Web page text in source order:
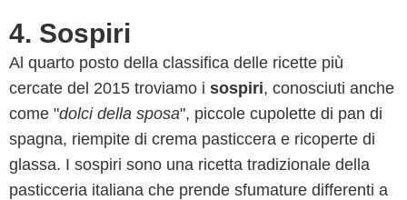
4. Sospiri
Al quarto posto della classifica delle ricette più
cercate del 2015 troviamo i sospiri, conosciuti anche
come "dolci della sposa", piccole cupolette di pan di
spagna, riempite di crema pasticcera e ricoperte di
glassa. I sospiri sono una ricetta tradizionale della
pasticceria italiana che prende sfumature differenti a